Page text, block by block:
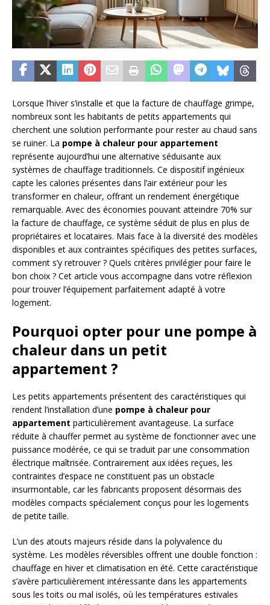
Lorsque l’hiver s’installe et que la facture de chauffage grimpe,
nombreux sont les habitants de petits appartements qui
cherchent une solution performante pour rester au chaud sans
se ruiner. La pompe à chaleur pour appartement
représente aujourd’hui une alternative séduisante aux
systèmes de chauffage traditionnels. Ce dispositif ingénieux
capte les calories présentes dans l’air extérieur pour les
transformer en chaleur, offrant un rendement énergétique
remarquable. Avec des économies pouvant atteindre 70% sur
la facture de chauffage, ce système séduit de plus en plus de
propriétaires et locataires. Mais face à la diversité des modèles
disponibles et aux contraintes spécifiques des petites surfaces,
comment s’y retrouver ? Quels critères privilégier pour faire le
bon choix ? Cet article vous accompagne dans votre réflexion
pour trouver l’équipement parfaitement adapté à votre
logement.
Pourquoi opter pour une pompe à
chaleur dans un petit
appartement ?
Les petits appartements présentent des caractéristiques qui
rendent l’installation d’une pompe à chaleur pour
appartement particulièrement avantageuse. La surface
réduite à chauffer permet au système de fonctionner avec une
puissance modérée, ce qui se traduit par une consommation
électrique maîtrisée. Contrairement aux idées reçues, les
contraintes d’espace ne constituent pas un obstacle
insurmontable, car les fabricants proposent désormais des
modèles compacts spécialement conçus pour les logements
de petite taille.
L’un des atouts majeurs réside dans la polyvalence du
système. Les modèles réversibles offrent une double fonction :
chauffage en hiver et climatisation en été. Cette caractéristique
s’avère particulièrement intéressante dans les appartements
sous les toits ou mal isolés, où les températures estivales